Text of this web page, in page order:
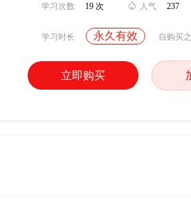
学习次数 19 次  人气 237
学习时长 永久有效 自购买
立即购买